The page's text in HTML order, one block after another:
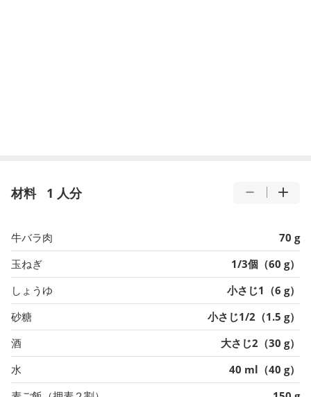
材料 1 人分
牛バラ肉
70 g
玉ねぎ
1/3個（60 g）
しょうゆ
小さじ1（6 g）
砂糖
小さじ1/2（1.5 g）
酒
大さじ2（30 g）
水
40 ml（40 g）